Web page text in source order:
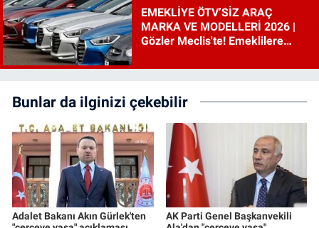
EMEKLİYE ÖTV’SİZ ARAÇ
MARKA VE MODELLERİ 2026 |
Gözler Meclis'te! Emeklilere
ne?
Bunlar da ilginizi çekebilir
Adalet Bakanı Akın Gürlek'ten
AK Parti Genel Başkanvekili